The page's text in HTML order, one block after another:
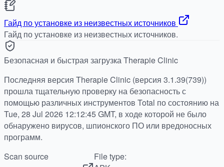
Гайд по установке из неизвестных источников
Гайд по установке из неизвестных источников.
Безопасная и быстрая загрузка Therapie Clinic
Последняя версия Therapie Clinic (версия 3.1.39(739))
прошла тщательную проверку на безопасность с
помощью различных инструментов Total по состоянию на
Tue, 28 Jul 2026 12:12:45 GMT, в ходе которой не было
обнаружено вирусов, шпионского ПО или вредоносных
программ.
Scan source
File type: